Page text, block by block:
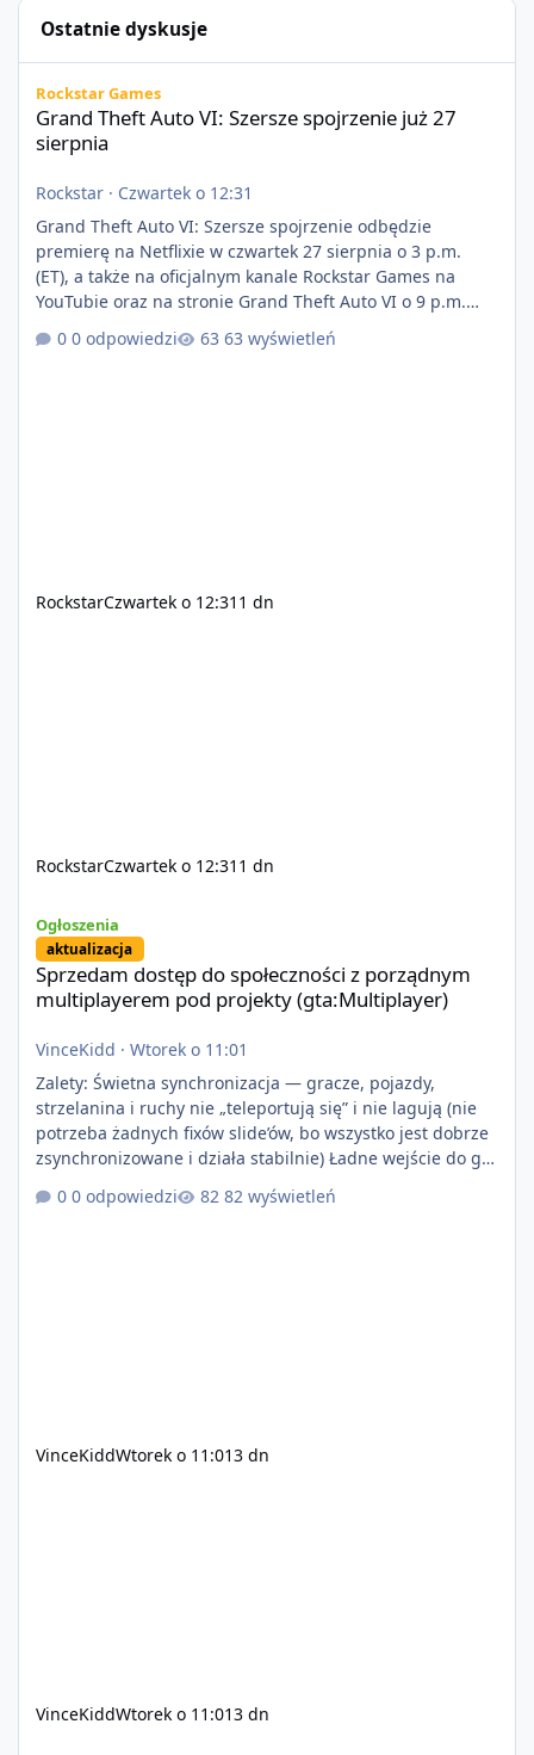
Ostatnie dyskusje
Rockstar Games
Grand Theft Auto VI: Szersze spojrzenie już 27
sierpnia
Rockstar · Czwartek o 12:31
Grand Theft Auto VI: Szersze spojrzenie odbędzie
premierę na Netflixie w czwartek 27 sierpnia o 3 p.m.
(ET), a także na oficjalnym kanale Rockstar Games na
YouTubie oraz na stronie Grand Theft Auto VI o 9 p.m.
(ET) 27 sierpnia. https://netflix.com/GTAVI Grand Theft
Auto VI będzie dostępne 19 listopada na PlayStation 5
0 odpowiedzi 63 wyświetleń
RockstarCzwartek o 12:31 1 dn
RockstarCzwartek o 12:31 1 dn
Ogłoszenia
aktualizacja
Sprzedam dostęp do społeczności z porządnym
multiplayerem pod projekty (gta:Multiplayer)
VinceKidd · Wtorek o 11:01
Zalety: Świetna synchronizacja — gracze, pojazdy,
strzelanina i ruchy nie „teleportują się” i nie lagują (nie
potrzeba żadnych fixów slide’ów, bo wszystko jest dobrze
zsynchronizowane i działa stabilnie) Ładne wejście do gry
+ solidny antycheat na poziomie multiplayera Wygodne
pisanie własnych modów i skryptów (wsparcie C# / JS /
0 odpowiedzi 82 wyświetleń
VinceKiddWtorek o 11:013 dn
VinceKiddWtorek o 11:013 dn